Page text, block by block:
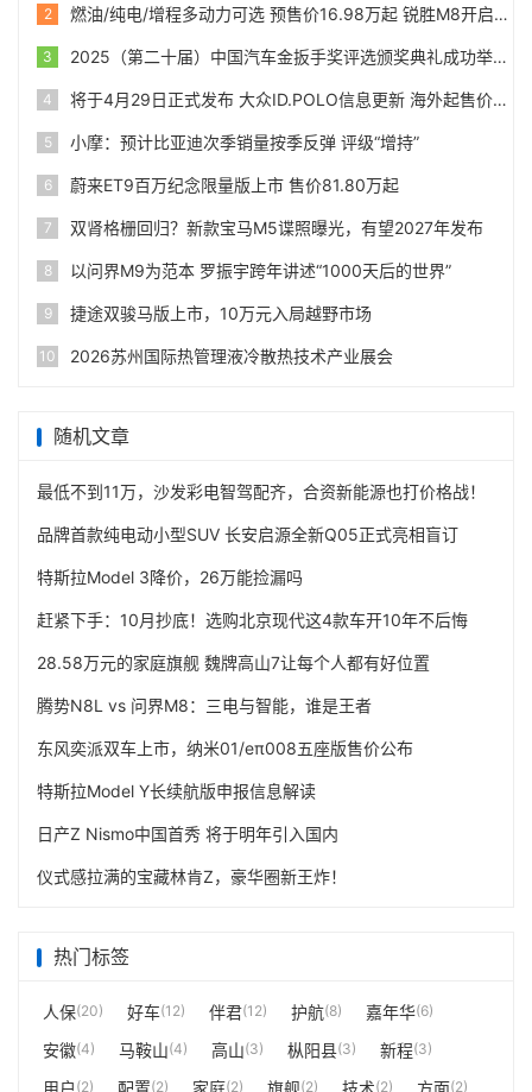
2 燃油/纯电/增程多动力可选 预售价16.98万起 锐胜M8开启预售
3 2025（第二十届）中国汽车金扳手奖评选颁奖典礼成功举办
4 将于4月29日正式发布 大众ID.POLO信息更新 海外起售价24990欧
5 小摩：预计比亚迪次季销量按季反弹 评级“增持”
6 蔚来ET9百万纪念限量版上市 售价81.80万起
7 双肾格栅回归？新款宝马M5谍照曝光，有望2027年发布
8 以问界M9为范本 罗振宇跨年讲述“1000天后的世界”
9 捷途双骏马版上市，10万元入局越野市场
10 2026苏州国际热管理液冷散热技术产业展会
随机文章
最低不到11万，沙发彩电智驾配齐，合资新能源也打价格战！
品牌首款纯电动小型SUV 长安启源全新Q05正式亮相盲订
特斯拉Model 3降价，26万能捡漏吗
赶紧下手：10月抄底！选购北京现代这4款车开10年不后悔
28.58万元的家庭旗舰 魏牌高山7让每个人都有好位置
腾势N8L vs 问界M8：三电与智能，谁是王者
东风奕派双车上市，纳米01/eπ008五座版售价公布
特斯拉Model Y长续航版申报信息解读
日产Z Nismo中国首秀 将于明年引入国内
仪式感拉满的宝藏林肯Z，豪华圈新王炸！
热门标签
人保(20) 好车(12) 伴君(12) 护航(8) 嘉年华(6)
安徽(4) 马鞍山(4) 高山(3) 枞阳县(3) 新程(3)
用户 (2) 配置(2) 家庭(2) 旗舰(2) 技术(2) 方面(2)